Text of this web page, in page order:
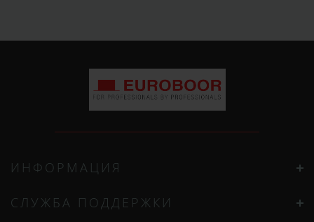
ИНФОРМАЦИЯ
СЛУЖБА ПОДДЕРЖКИ